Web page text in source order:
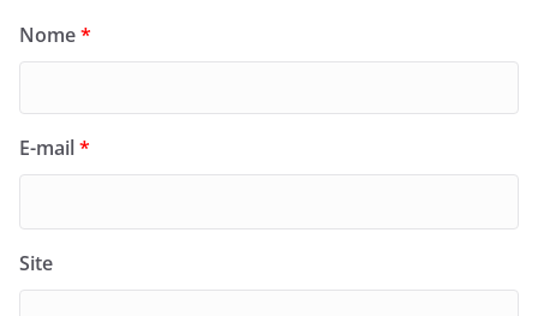
Nome*
E-mail*
Site